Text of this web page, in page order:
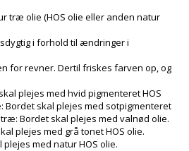
træ olie (HOS olie eller anden natur
i forhold til ændringer i
for revner. Dertil friskes farven op, og
plejes med hvid pigmenteret HOS
Bordet skal plejes med sotpigmenteret
Bordet skal plejes med valnød olie.
plejes med grå tonet HOS olie.
med natur HOS olie.